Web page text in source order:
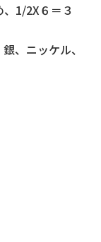
1/2X６＝３
、ニッケル、